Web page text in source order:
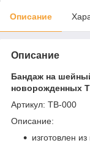
Описание
Описание
Бандаж на
новорожденных
Артикул: ТВ-000
Описание:
изготовлен